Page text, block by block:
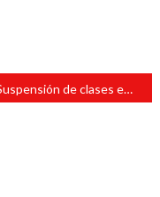
Suspensión de clases en el Puerto de Veracruz y zona conurbada